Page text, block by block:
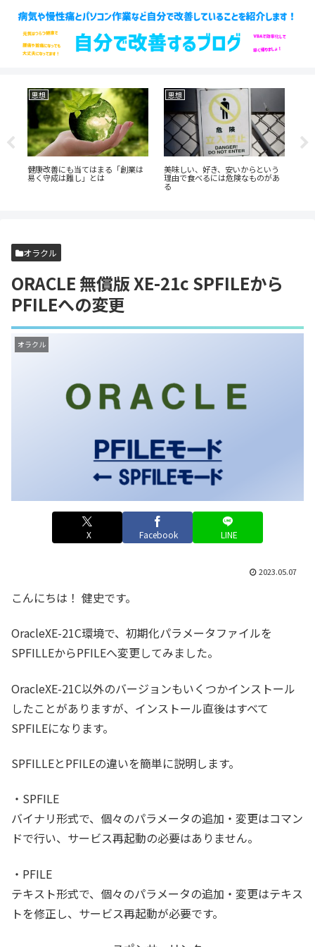
思想
健康改善にも当てはまる「創業は
易く守成は難し」とは
思想
美味しい、好き、安いからという
理由で食べるには危険なものがあ
る
オラクル
ORACLE 無償版 XE-21c SPFILEから
PFILEへの変更
オラクル
X Facebook LINE
2023.05.07
こんにちは！ 健史です。
OracleXE-21C環境で、初期化パラメータファイルを
SPFILLEからPFILEへ変更してみました。
OracleXE-21C以外のバージョンもいくつかインストール
したことがありますが、インストール直後はすべて
SPFILEになります。
SPFILLEとPFILEの違いを簡単に説明します。
・SPFILE
バイナリ形式で、個々のパラメータの追加・変更はコマン
ドで行い、サービス再起動の必要はありません。
・PFILE
テキスト形式で、個々のパラメータの追加・変更はテキス
トを修正し、サービス再起動が必要です。